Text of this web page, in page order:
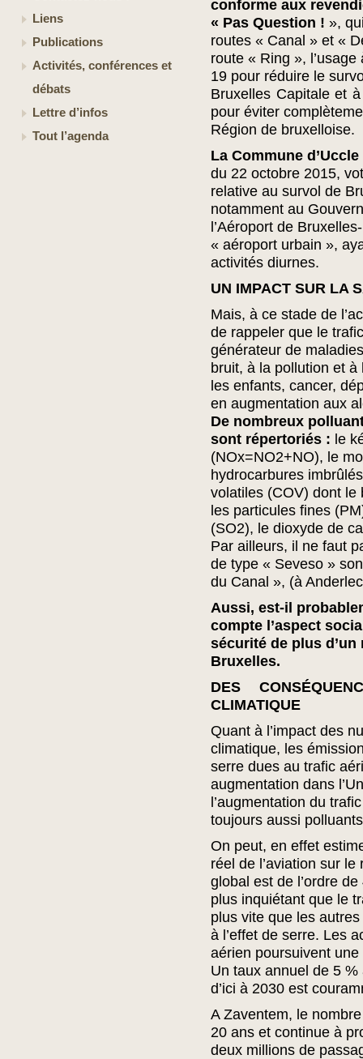
Liens
Publications
Activités, conférences et
débats
Lettre d’infos
Tout l’agenda
conforme aux
« Pas Question ! »,
routes « Canal » et «
route « Ring »,
19 pour réduire le
Bruxelles Capitale et
pour éviter
Région de bruxelloise.
La Commune d’Uccle
du 22 octobre 2015,
relative au survol de
notamment au
l’Aéroport de
« aéroport urbain »,
activités diurnes.
UN IMPACT SUR LA
Mais, à ce stade de
de rappeler que le
générateur de
bruit, à la pollution et à
les enfants, cancer,
en augmentation aux
De nombreux
sont répertoriés : le
(NOx=NO2+NO), le
hydrocarbures
volatiles (COV) dont le
les particules fines
(SO2), le dioxyde de
Par ailleurs, il ne faut
de type « Seveso »
du Canal », (à
Aussi, est-il
compte l’aspect
sécurité de plus
Bruxelles.
DES
CLIMATIQUE
Quant à l’impact des
climatique, les
serre dues au trafic
augmentation dans
l’augmentation du
toujours aussi
On peut, en effet
réel de l’aviation sur
global est de l’ordre
plus inquiétant que le
plus vite que les
à l’effet de serre. Les
aérien poursuivent
Un taux annuel de 5
d’ici à 2030 est
A Zaventem, le
20 ans et continue à
deux millions de